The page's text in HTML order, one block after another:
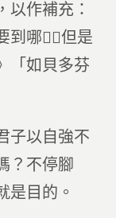
以作補充：
到哪，但是
「如貝多芬
子以自強不
？不停腳
是目的。